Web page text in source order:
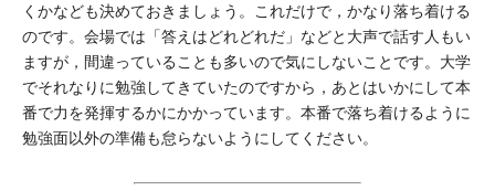
くかなども決めておきましょう。これだけで，かなり落ち着ける
のです。会場では「答えはどれどれだ」などと大声で話す人もい
ますが，間違っていることも多いので気にしないことです。大学
でそれなりに勉強してきていたのですから，あとはいかにして本
番で力を発揮するかにかかっています。本番で落ち着けるように
勉強面以外の準備も怠らないようにしてください。